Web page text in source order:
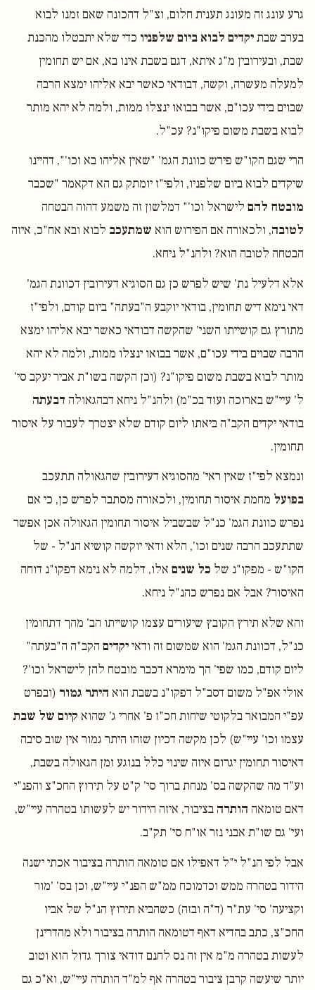
גרע עונג זה מעונג תענית חלום, וצ"ל דהכונה שאם זמנו לבוא
בערב שבתיקדים לבוא ביום שלפניו כדי שלא יתבטלו מהכנת
שבת, ובעירובין מ"ג איתא, דגם בשבת אינו בא, אם יש תחומין
למעלה מעשרה, וקשה, דבודאי כאשר יבא אליהו ימצא הרבה
שבוים בידי עכו"ם, אשר בבואו ינצלו ממות, ולמה לא יהא מותר
לבוא בשבת משום פיקו"נ? עכ"ל.
הרי שגם הקו"ש פירש כוונת הגמ' "שאין אליהו בא וכו'", דהיינו
שיקדים לבוא ביום שלפניו, ולפי"ז יומתק גם הא דקאמר "שכבר
מובטח להם לישראל וכו'" דמלשון זה משמע דהוה הבטחה
לטובה, ולכאורה אם הפירוש הוא שמתעכב לבוא ובא אח"כ, איזה
הבטחה לטובה הוא? ולהנ"ל ניחא.
אלא דלעיל נת' שיש לפרש כן גם הסוגיא דעירובין דכוונת הגמ'
דאי נימא דיש תחומין, בודאי יוקבע ה"בעתה" ביום קודם, ולפי"ז
מתורץ גם קושייתו השני' שהקשה דבודאי כאשר יבא אליהו ימצא
הרבה שבוים בידי עכו"ם, אשר בבואו ינצלו ממות, ולמה לא יהא
מותר לבוא בשבת משום פיקו"נ? (וכן הקשה בשו"ת אביר יעקב סי'
ל' עיי"ש בארוכה ועוד בכ"מ) ולהנ"ל ניחא דבהגאולה דבעתה
בודאי יקדים הקב"ה ביאתו ליום קודם שלא יצטרך לעבור על איסור
תחומין.
ונמצא לפי"ז שאין ראי' מהסוגיא דעירובין שהגאולה תתעכב
בפועל מחמת איסור תחומין, ולכאורה מסתבר לפרש כן, כי אם
נפרש כוונת הגמ' כנ"ל שבשביל איסור תחומין הגאולה אכן אפשר
שתתעכב הרבה שנים וכו', הלא ודאי יוקשה קושיא הנ"ל - של
הקו"ש - מפקו"נ של כל שנים אלו, דלמה לא נימא דפקו"נ דוחה
האיסור? אבל אם נפרש כהנ"ל ניחא.
והא שלא תירץ הקובץ שיעורים עצמו קושייתו הב' מהך דתחומין
כנ"ל, דכוונת הגמ' הוא שמשום זה ודאייקדים הקב"ה ה"בעתה"
ליום קודם, כמו שפי' הך מימרא דכבר מובטח להן לישראל וכו'?
אולי אפ"ל משום דסב"ל דפקו"נ בשבת הוא היתר גמור (ובפרט
עפ"י המבואר בלקוטי שיחות חכ"ז פ' אחרי ג' שהוא קיום של שבת
עצמו וכו' עיי"ש) לכן מקשה דכיון שזהו היתר גמור אין שוב סיבה
דאיסור תחומין יגרום איזה שינוי כלל בנוגע זמן הגאולה בשבת,
וע"ד מה שהקשה בס' מנחת ברוך סי' ק"ט על תירוץ החכ"צ והפנ"י
דאם טומאה הותרה בציבור, איזה הידור יש לעשותו בטהרה עיי"ש,
ועי' גם שו"ת אבני נזר או"ח סי' תק"ב.
אבל לפי הנ"ל י"ל דאפילו אם טומאה הותרה בציבור אכתי ישנה
הידור בטהרה ממש וכדמוכח ממ"ש הפנ"י עיי"ש, וכן בס' 'מור
וקציעה' סי' עת"ר (ד"ה ובזה) כשהביא תירוץ הנ"ל של אביו
החכ"צ, כתב בהדיא דאף דטומאה הותרה בציבור ולא מהדרינן
לעשות בטהרה מ"מ אין זה נס לחנם דודאי צורך גדול הוא וטוב
יותר שיעשה קרבן ציבור בטהרה אף למ"ד הותרה עיי"ש, וא"כ גם